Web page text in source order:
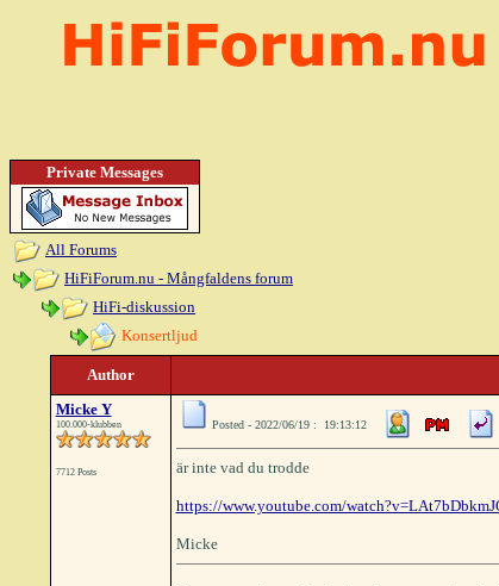
Private Messages
All Forums
HiFiForum.nu - Mångfaldens forum
HiFi-diskussion
Konsertljud
Author
Micke Y
100.000-klubben
7712 Posts
Posted - 2022/06/19 : 19:13:12
är inte vad du trodde
https://www.youtube.com/
Micke